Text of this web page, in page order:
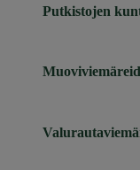
Putkistojen